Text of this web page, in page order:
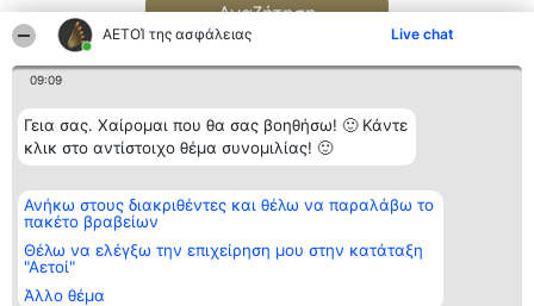
ΑΕΤΟΊ της ασφάλειας Live chat
09:09
Γεια σας. Χαίρομαι που θα σας βοηθήσω! 🙂 Κάντε
κλικ στο αντίστοιχο θέμα συνομιλίας! 🙂
Ανήκω στους διακριθέντες και θέλω να παραλάβω το
πακέτο βραβείων
Θέλω να ελέγξω την επιχείρηση μου στην κατάταξη
"Αετοί"
Άλλο θέμα
Αναζήτηση
Διοργανωτής της
κατάταξης
BEAUTIFUL COMPANY
ΤΗΛ. ΕΠΙΚΟΙΝΩΝΙΑΣ:
2104128019
email:
Κατάταξη
Διακριθέντες
των
διακριθέντων
Επικοινωνία
Επικοινωνία